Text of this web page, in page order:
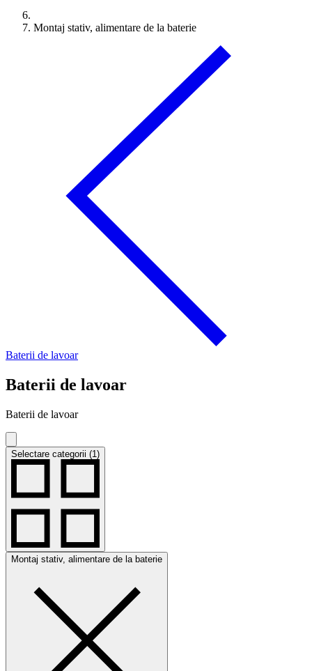
Montaj stativ, alimentare de la baterie
Baterii de lavoar
Baterii de lavoar
Baterii de lavoar
Selectare categorii (1)
Montaj stativ, alimentare de la baterie